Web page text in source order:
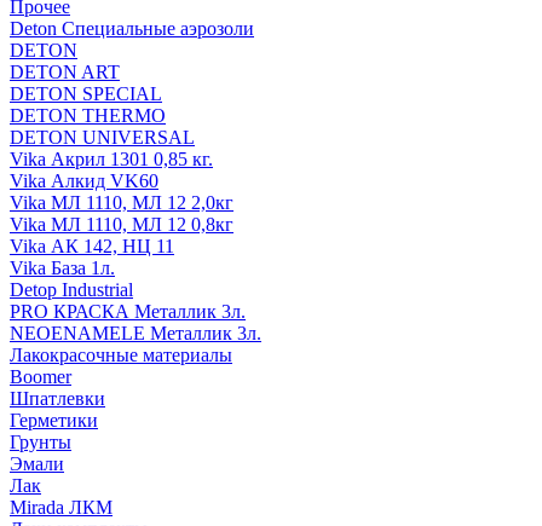
Прочее
Deton Специальные аэрозоли
DETON
DETON ART
DETON SPECIAL
DETON THERMO
DETON UNIVERSAL
Vika Акрил 1301 0,85 кг.
Vika Алкид VK60
Vika МЛ 1110, МЛ 12 2,0кг
Vika МЛ 1110, МЛ 12 0,8кг
Vika АК 142, НЦ 11
Vika База 1л.
Detop Industrial
PRO КРАСКА Металлик 3л.
NEOENAMELE Металлик 3л.
Лакокрасочные материалы
Boomer
Шпатлевки
Герметики
Грунты
Эмали
Лак
Mirada ЛКМ